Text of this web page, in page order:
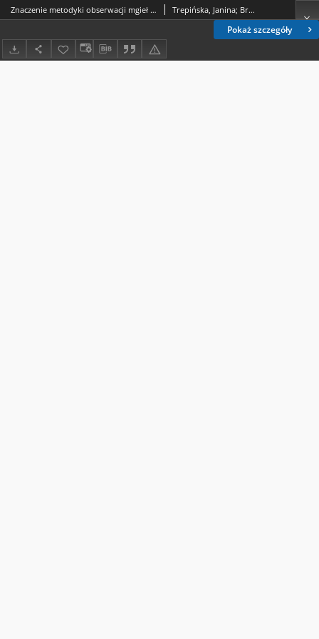
Pokaż szczegóły
Znaczenie metodyki obserwacji mgieł dla wyznaczania liczby dni z mgłą Trepińska, Janina; Brus, Tomasz